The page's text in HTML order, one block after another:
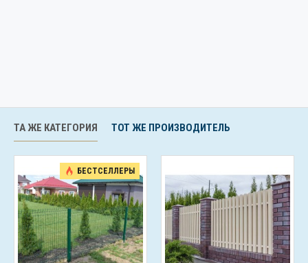
ТА ЖЕ КАТЕГОРИЯ ТОТ ЖЕ ПРОИЗВОДИТЕЛЬ
БЕСТСЕЛЛЕРЫ